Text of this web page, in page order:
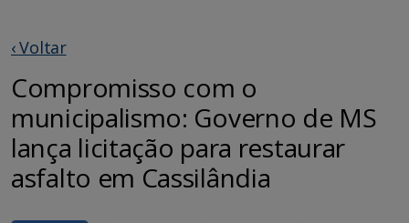
‹ Voltar
Compromisso com o
municipalismo: Governo de MS
lança licitação para restaurar
asfalto em Cassilândia